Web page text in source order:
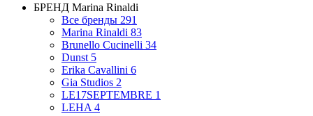
БРЕНД Marina Rinaldi
Все бренды 291
Marina Rinaldi 83
Brunello Cucinelli 34
Dunst 5
Erika Cavallini 6
Gia Studios 2
LE17SEPTEMBRE 1
LEHA 4